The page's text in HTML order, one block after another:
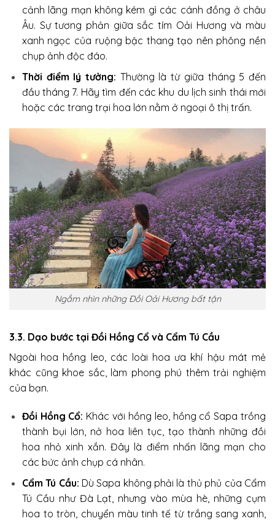
cảnh lãng mạn không kém gì các cánh đồng ở châu
Âu. Sự tương phản giữa sắc tím Oải Hương và màu
xanh ngọc của ruộng bậc thang tạo nên phông nền
chụp ảnh độc đáo.
Thời điểm lý tưởng: Thường là từ giữa tháng 5 đến
đầu tháng 7. Hãy tìm đến các khu du lịch sinh thái mới
hoặc các trang trại hoa lớn nằm ở ngoại ô thị trấn.
Ngắm nhìn những Đồi Oải Hương bất tận
3.3. Dạo bước tại Đồi Hồng Cổ và Cẩm Tú Cầu
Ngoài hoa hồng leo, các loài hoa ưa khí hậu mát mẻ
khác cũng khoe sắc, làm phong phú thêm trải nghiệm
của bạn.
Đồi Hồng Cổ: Khác với hồng leo, hồng cổ Sapa trồng
thành bụi lớn, nở hoa liên tục, tạo thành những đồi
hoa nhỏ xinh xắn. Đây là điểm nhấn lãng mạn cho
các bức ảnh chụp cá nhân.
Cẩm Tú Cầu: Dù Sapa không phải là thủ phủ của Cẩm
Tú Cầu như Đà Lạt, nhưng vào mùa hè, những cụm
hoa to tròn, chuyển màu tinh tế từ trắng sang xanh,